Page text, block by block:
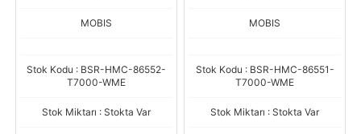
MOBIS
Stok Kodu : BSR-HMC-86552-
T7000-WME
Stok Miktarı : Stokta Var
MOBIS
Stok Kodu : BSR-HMC-86551-
T7000-WME
Stok Miktarı : Stokta Var